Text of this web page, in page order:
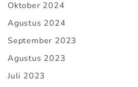
Oktober 2024
Agustus 2024
September 2023
Agustus 2023
Juli 2023